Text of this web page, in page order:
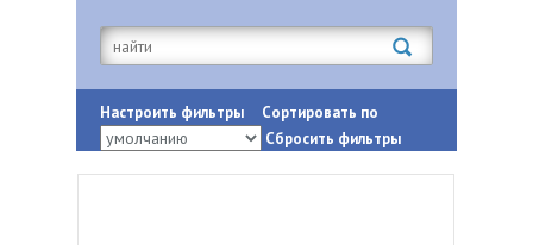
Настроить фильтры Сортировать по
Сбросить фильтры